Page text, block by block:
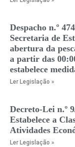
Despacho n.º
Secretaria de
abertura da
a partir das
estabelece
Ler Legislação »
Decreto-Lei n.º
Estabelece a
Atividades
Ler Legislação »